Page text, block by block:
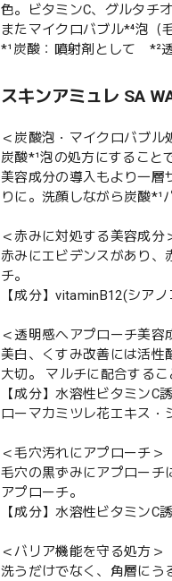
色。ビタミンC、グルタチ
またマイクロバブル*⁴泡（
*¹炭酸：噴射剤として *²
スキンアミュレ SA
＜炭酸泡・マイクロバブル
炭酸*¹泡の処方にすること
美容成分の導入もより一層
りに。洗顔しながら炭酸*¹
＜赤みに対処する美容成分
赤みにエビデンスがあり、
チ。
【成分】vitaminB12(シア
＜透明感へアプローチ美容
美白、くすみ改善には活性
大切。 マルチに配合する
【成分】水溶性ビタミンC
ローマカミツレ花エキス・
＜毛穴汚れにアプローチ＞
毛穴の黒ずみにアプローチ
アプローチ。
【成分】水溶性ビタミンC
＜バリア機能を守る処方＞
洗うだけでなく、角層にう